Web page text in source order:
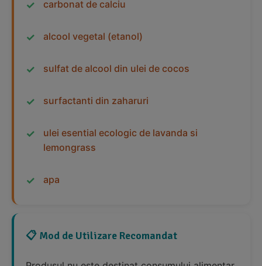
carbonat de calciu
alcool vegetal (etanol)
sulfat de alcool din ulei de cocos
surfactanti din zaharuri
ulei esential ecologic de lavanda si
lemongrass
apa
📋 Mod de Utilizare Recomandat